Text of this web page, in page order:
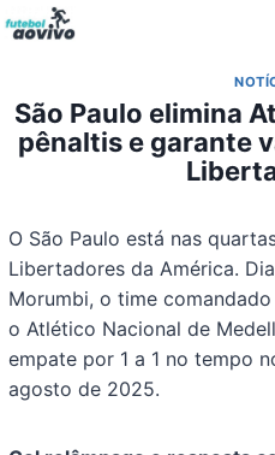
Pular
para
Conteúdo
São Paulo elimina
pênaltis e garante
O São Paulo está nas
Libertadores da América.
Morumbi, o time
o Atlético Nacional de
empate por 1 a 1 no tempo
agosto de 2025.